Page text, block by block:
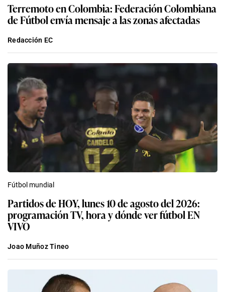
Terremoto en Colombia: Federación Colombiana
de Fútbol envía mensaje a las zonas afectadas
Redacción EC
Fútbol mundial
Partidos de HOY, lunes 10 de agosto del 2026:
programación TV, hora y dónde ver fútbol EN
VIVO
Joao Muñoz Tineo